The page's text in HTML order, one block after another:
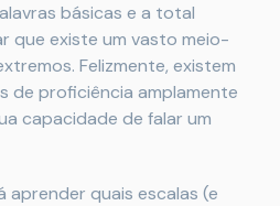
básicas e a total
que existe um vasto meio-
Felizmente, existem
de proficiência amplamente
capacidade de falar um
quais escalas (e